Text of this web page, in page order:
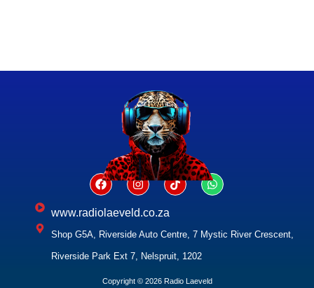
www.radiolaeveld.co.za
Shop G5A, Riverside Auto Centre, 7 Mystic River Crescent,
Riverside Park Ext 7, Nelspruit, 1202
Copyright © 2026 Radio Laeveld